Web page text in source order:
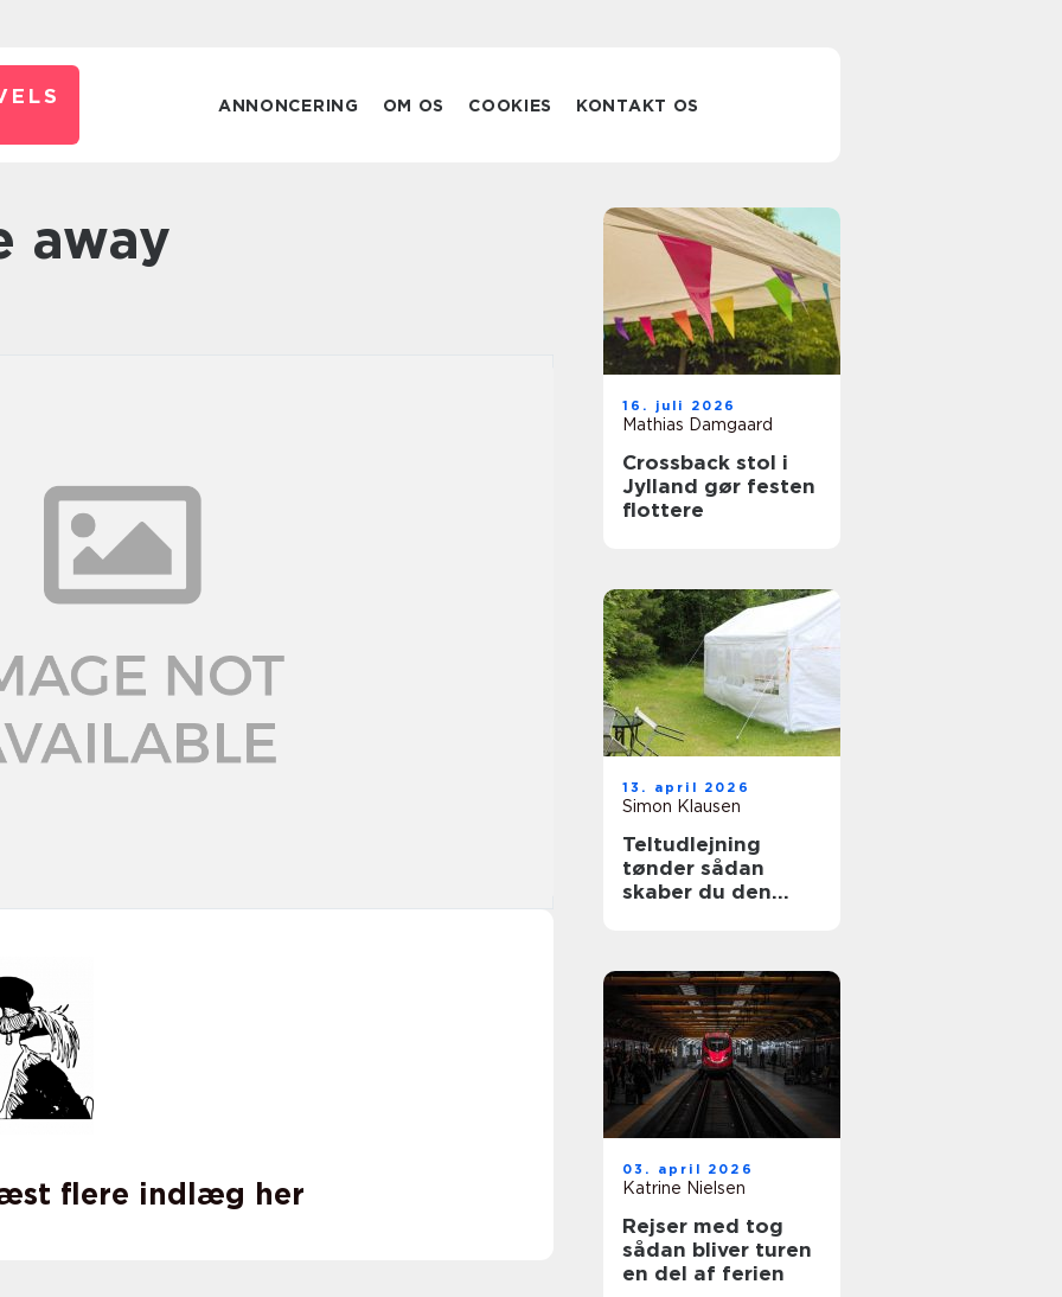
ANNONCERING OM OS COOKIES KONTAKT OS
away
flere indlæg her
16. juli 2026
Mathias Damgaard
Crossback stol i
Jylland gør festen
flottere
13. april 2026
Simon Klausen
Teltudlejning
tønder sådan
skaber du den
03. april 2026
Katrine Nielsen
Rejser med tog
sådan bliver turen
en del af ferien